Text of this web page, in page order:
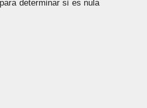
para determinar si es nula